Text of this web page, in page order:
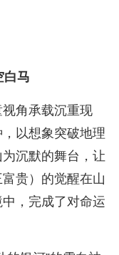
白马
视角承载沉重现
以想象突破地理
沉默的舞台，让
贵）的觉醒在山
，完成了对命运